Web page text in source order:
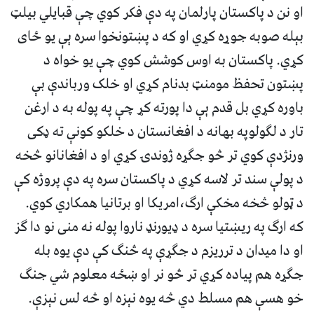
او نن د پاکستان پارلمان په دې فکر کوي چې قبايلي بيلټ
بېله صوبه جوړه کړي او که د پښتونخوا سره ېې يو ځای
کړي. پاکستان به اوس کوشش کوي چې يو خواه د
پښتون تحفظ مومنټ بدنام کړي او خلک ورباندې بې
باوره کړي بل قدم ېې دا پورته کړ چې په پوله به د ارغن
تار د لګولوپه بهانه د افغانستان د خلکو کونې ته ډکی
ورنژدې کوي تر څو جګړه ژوندۍ کړي او د افغانانو څخه
د پولې سند تر لاسه کړي د پاکستان سره په دې پروژه کې
د ټولو څخه مخکې ارګ،امريکا او برتانيا همکاري کوي.
که ارګ په ريښتيا سره د ډيورنډ ناروا پوله نه منی نو دا ګز
او دا ميدان د ترريزم د جګړې په څنګ کې دې يوه بله
جګړه هم پياده کړي تر څو نر او ښځه معلوم شي جنګ
خو هسې هم مسلط دي څه يوه نېزه او څه لس نېزې.